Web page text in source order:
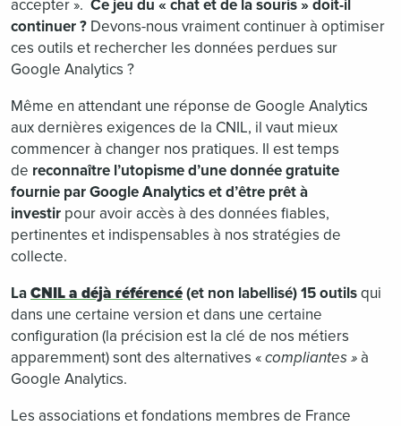
accepter ». Ce jeu du « chat et de la souris » doit-il
continuer ? Devons-nous vraiment continuer à optimiser
ces outils et rechercher les données perdues sur
Google Analytics ?
Même en attendant une réponse de Google Analytics
aux dernières exigences de la CNIL, il vaut mieux
commencer à changer nos pratiques. Il est temps
de reconnaître l’utopisme d’une donnée gratuite
fournie par Google Analytics et d’être prêt à
investir pour avoir accès à des données fiables,
pertinentes et indispensables à nos stratégies de
collecte.
LaCNIL a déjà référencé(et non labellisé) 15 outilsqui
dans une certaine version et dans une certaine
configuration (la précision est la clé de nos métiers
apparemment) sont des alternatives «compliantes » à
Google Analytics.
Les associations et fondations membres de France